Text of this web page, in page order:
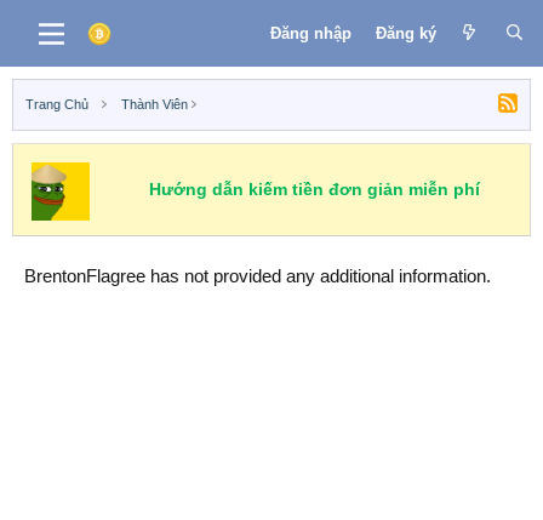
Đăng nhập Đăng ký
Trang Chủ Thành Viên
Hướng dẫn kiếm tiền đơn giản miễn phí
BrentonFlagree has not provided any additional information.